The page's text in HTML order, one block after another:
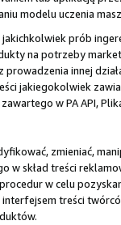
modelu uczenia
prób
na potrzeby
innej
jakiegokolwiek
w PA API,
zmieniać,
w skład treści
w celu
treści